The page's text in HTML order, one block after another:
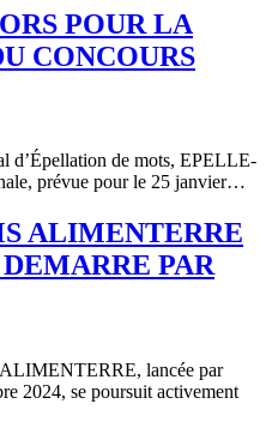
POUR LA
CONCOURS
d’Épellation de mots, EPELLE-
prévue pour le 25 janvier…
ALIMENTERRE
PAR
lancée par
2024, se poursuit activement